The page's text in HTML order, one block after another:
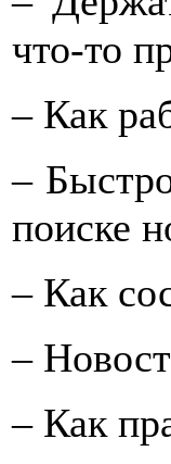
что-то
– Как
–
поиске
– Как
–
– Как